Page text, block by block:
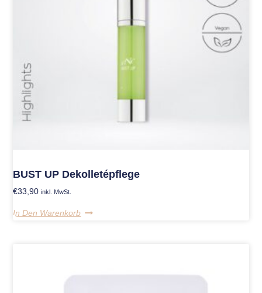
BUST UP Dekolletépflege
€33,90 inkl. MwSt.
In Den Warenkorb